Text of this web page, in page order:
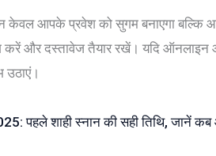
केवल आपके प्रवेश को सुगम बनाएगा बल्कि
और दस्तावेज तैयार रखें। यदि ऑनलाइन
उठाएं।
पहले शाही स्नान की सही तिथि, जानें